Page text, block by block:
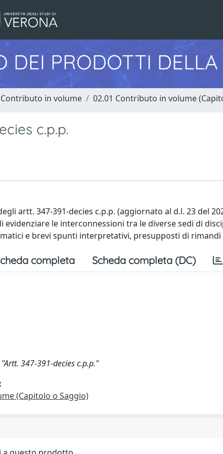
DEI PRODOTTI DELLA
in volume 02.01 Contributo in volume
c.p.p.
artt. 347-391-decies c.p.p. (aggiornato al d.l. 23 del
evidenziare le interconnessioni tra le diverse sedi di
e brevi spunti interpretativi, presupposti di rimandi
completa Scheda completa (DC)
347-391-decies c.p.p."
(Capitolo o Saggio)